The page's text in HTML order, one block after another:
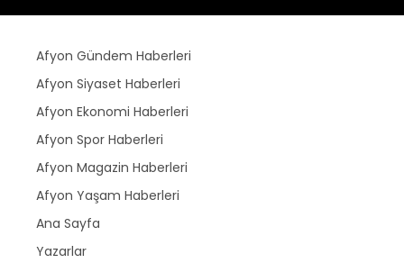
Afyon Gündem Haberleri
Afyon Siyaset Haberleri
Afyon Ekonomi Haberleri
Afyon Spor Haberleri
Afyon Magazin Haberleri
Afyon Yaşam Haberleri
Ana Sayfa
Yazarlar